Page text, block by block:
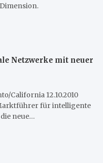
Netzwerke mit neuer
California 12.10.2010
für intelligente
neue…